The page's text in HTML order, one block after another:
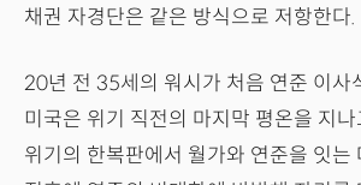
채권 자경단은 같은 방식으로 저항한다.
20년 전 35세의 워시가 처음 연준 이사
미국은 위기 직전의 마지막 평온을 지
위기의 한복판에서 월가와 연준을 잇는